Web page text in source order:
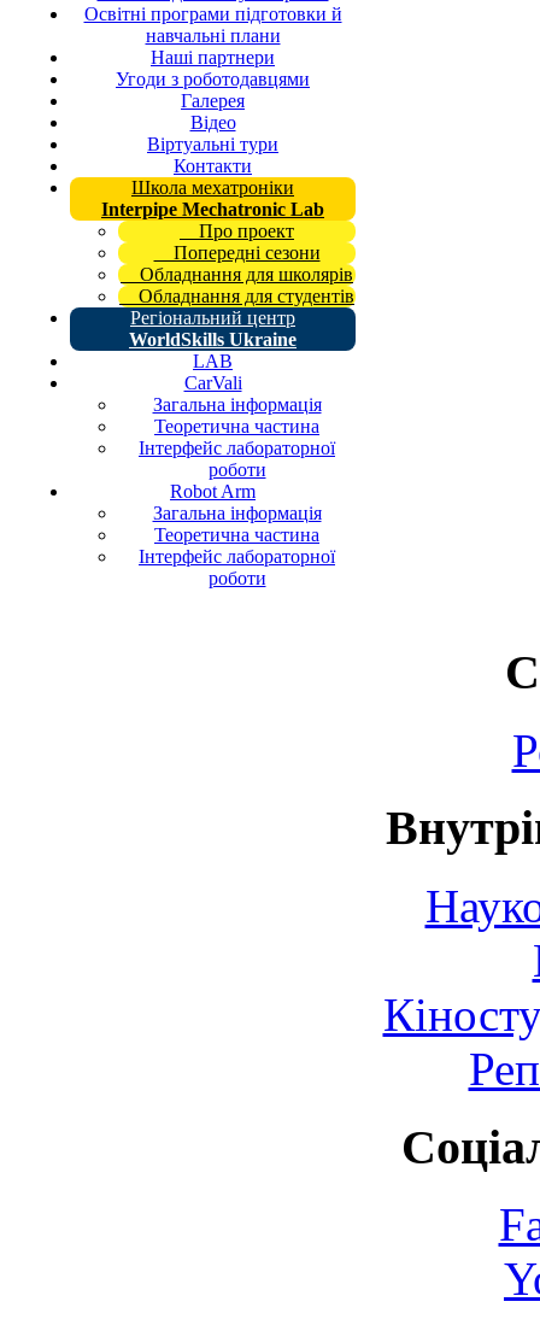
Освітні програми підготовки й
навчальні плани
Наші партнери
Угоди з роботодавцями
Галерея
Відео
Віртуальні тури
Контакти
Школа мехатроніки
Interpipe Mechatronic Lab
Про проект
Попередні сезони
Обладнання для школярів
Обладнання для студентів
Регіональний центр
WorldSkills Ukraine
LAB
CarVali
Загальна інформація
Теоретична частина
Інтерфейс лабораторної
роботи
Robot Arm
Загальна інформація
Теоретична частина
Інтерфейс лабораторної
роботи